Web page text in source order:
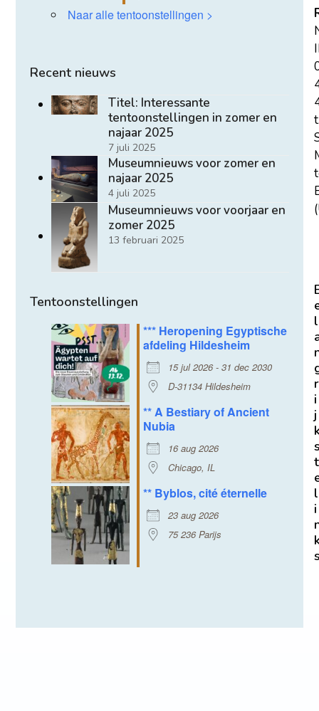
Naar alle tentoonstellingen >
Recent nieuws
Titel: Interessante
tentoonstellingen in zomer en
najaar 2025
7 juli 2025
Museumnieuws voor zomer en
najaar 2025
4 juli 2025
Museumnieuws voor voorjaar en
zomer 2025
13 februari 2025
Tentoonstellingen
*** Heropening Egyptische
afdeling Hildesheim
15 jul 2026 - 31 dec 2030
D-31134 Hildesheim
** A Bestiary of Ancient
Nubia
16 aug 2026
Chicago, IL
** Byblos, cité éternelle
23 aug 2026
75 236 Parijs
l
r
i
j
t
l
i